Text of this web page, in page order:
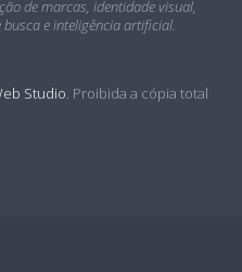
de marcas, identidade visual,
e inteligência artificial.
Studio. Proibida a cópia total